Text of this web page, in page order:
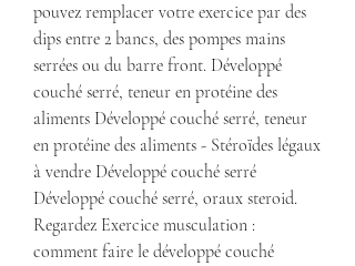
pouvez remplacer votre exercice par des
dips entre 2 bancs, des pompes mains
serrées ou du barre front. Développé
couché serré, teneur en protéine des
aliments Développé couché serré, teneur
en protéine des aliments - Stéroïdes légaux
à vendre Développé couché serré
Développé couché serré, oraux steroid.
Regardez Exercice musculation :
comment faire le développé couché